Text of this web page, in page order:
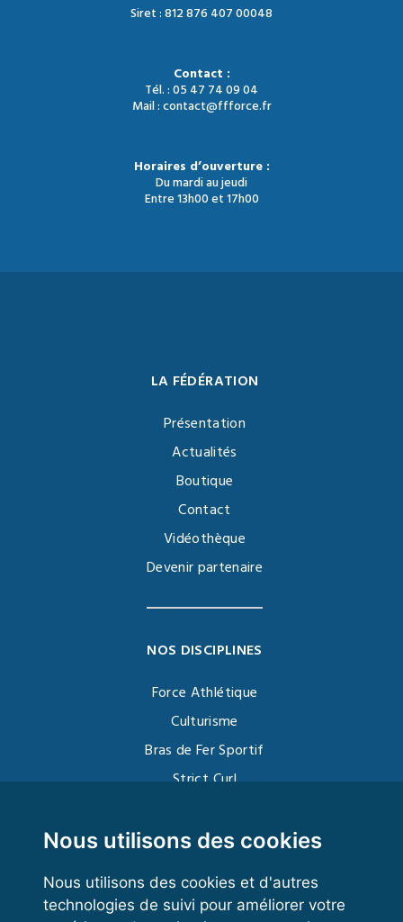
Nous utilisons des cookies
Nous utilisons des cookies et d'autres
technologies de suivi pour améliorer votre
Siret : 812 876 407 00048
Contact :
Tél. : 05 47 74 09 04
Mail : contact@ffforce.fr
Horaires d’ouverture :
Du mardi au jeudi
Entre 13h00 et 17h00
LA FÉDÉRATION
Présentation
Actualités
Boutique
Contact
Vidéothèque
Devenir partenaire
NOS DISCIPLINES
Force Athlétique
Culturisme
Bras de Fer Sportif
Strict Curl
Kettlebell